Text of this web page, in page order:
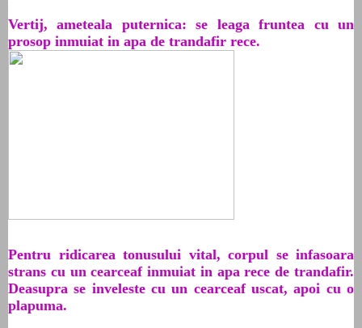
Vertij, ameteala puternica: se leaga fruntea cu un
prosop inmuiat in apa de trandafir rece.
Pentru ridicarea tonusului vital, corpul se infasoara
strans cu un cearceaf inmuiat in apa rece de trandafir.
Deasupra se inveleste cu un cearceaf uscat, apoi cu o
plapuma.